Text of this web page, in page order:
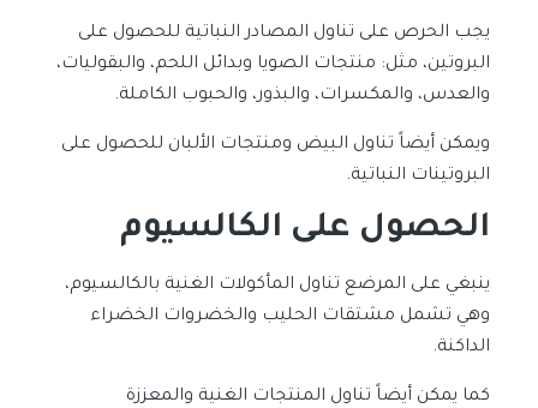
يجب الحرص على تناول المصادر النباتية للحصول على
البروتين، مثل: منتجات الصويا وبدائل اللحم، والبقوليات،
والعدس، والمكسرات، والبذور، والحبوب الكاملة.
ويمكن أيضاً تناول البيض ومنتجات الألبان للحصول على
البروتينات النباتية.
الحصول على الكالسيوم
ينبغي على المرضع تناول المأكولات الغنية بالكالسيوم،
وهي تشمل مشتقات الحليب والخضروات الخضراء
الداكنة.
كما يمكن أيضاً تناول المنتجات الغنية والمعززة